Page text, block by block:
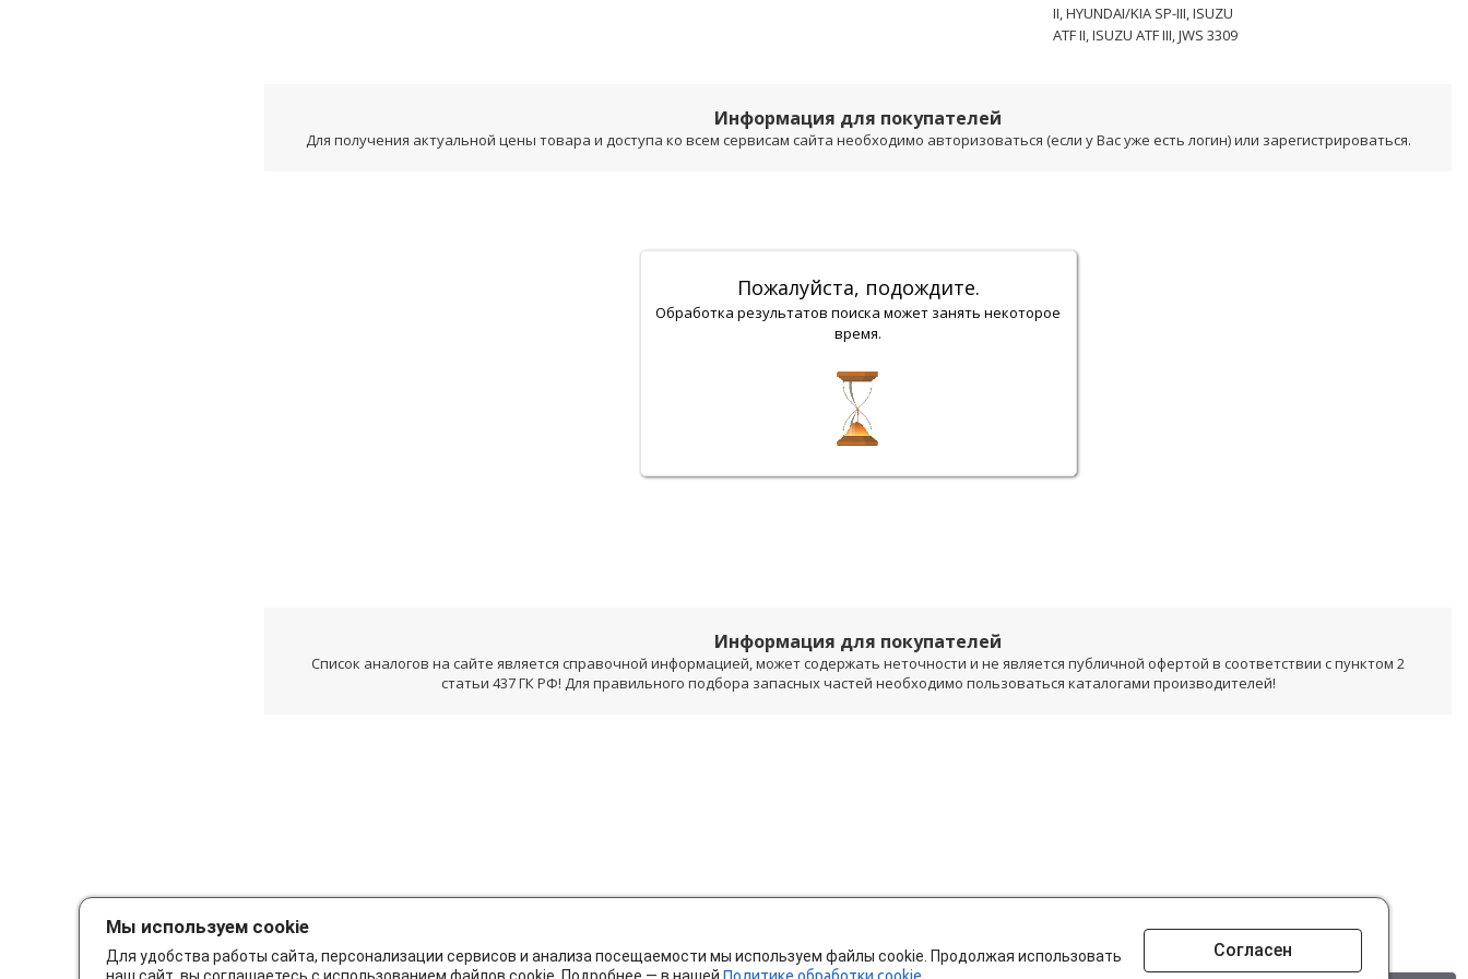
II, HYUNDAI/KIA SP-III, ISUZU
ATF II, ISUZU ATF III, JWS 3309
Информация для покупателей
Для получения актуальной цены товара и доступа ко всем сервисам сайта необходимо авторизоваться (если у Вас уже есть логин) или зарегистрироваться.
Пожалуйста, подождите.
Обработка результатов поиска может занять некоторое
время.
Информация для покупателей
Список аналогов на сайте является справочной информацией, может содержать неточности и не является публичной офертой в соответствии с пунктом 2
статьи 437 ГК РФ! Для правильного подбора запасных частей необходимо пользоваться каталогами производителей!
Мы используем cookie
Для удобства работы сайта, персонализации сервисов и анализа посещаемости мы используем файлы cookie. Продолжая использовать
Согласен